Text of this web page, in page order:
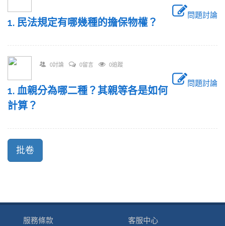
問題討論
1. 民法規定有哪幾種的擔保物權？
0討論 0留言 0追蹤
問題討論
1. 血親分為哪二種？其親等各是如何
計算？
服務條款 客服中心